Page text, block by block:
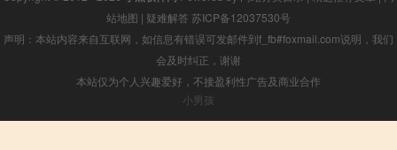
站地图 | 疑难解答 苏ICP备12037530号
声明：本站内容来自互联网，如信息有错误可发邮件到f_fb#foxmail.com说明，我们
会及时纠正，谢谢
本站仅为个人兴趣爱好，不接盈利性广告及商业合作
小男孩